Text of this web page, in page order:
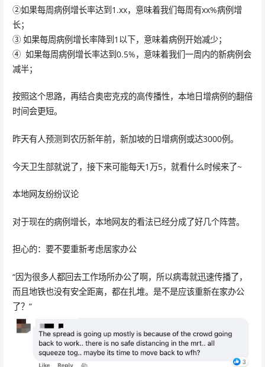
②如果每周病例增长率达到1.xx，意味着我们每周有xx%病例增
长；
③ 如果每周病例增长率降到1以下，意味着病例开始减少；
④ 如果每周病例增长率达到0.5%，意味着我们一周内的新病例会
减半；
按照这个思路，再结合奥密克戎的高传播性，本地日增病例的翻倍
时间会更短。
昨天有人预测到农历新年前，新加坡的日增病例或达3000例。
今天卫生部就说了，接下来可能每天1万5，就看什么时候来了~
本地网友纷纷议论
对于现在的病例增长，本地网友的看法已经分成了好几个阵营。
担心的：要不要重新考虑居家办公
“因为很多人都回去工作场所办公了啊，所以病毒就迅速传播了，
而且地铁也没有安全距离，都在扎堆。是不是应该重新在家办公
了？”